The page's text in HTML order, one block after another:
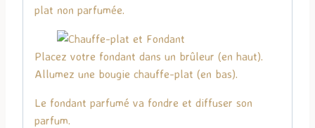
plat non parfumée.
Placez votre fondant dans un brûleur (en haut).
Allumez une bougie chauffe-plat (en bas).
Le fondant parfumé va fondre et diffuser son
parfum.